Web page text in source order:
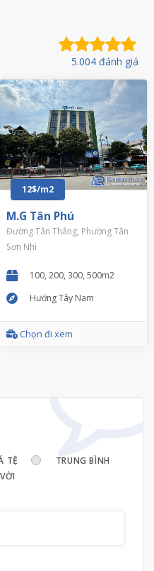
5.004 đánh giá
12$/m2
M.G Tân Phú
Đường Tân Thắng, Phường Tân
Sơn Nhì
100, 200, 300, 500m2
Hướng Tây Nam
Chọn đi xem
TỆ
TRUNG BÌNH